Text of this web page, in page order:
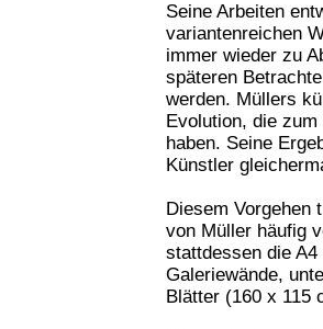
Seine Arbeiten
variantenreichen
immer wieder zu
späteren
werden. Müllers
Evolution, die
haben. Seine
Künstler
Diesem Vorgehen
von Müller häufig
stattdessen die
Galeriewände,
Blätter (160 x 115